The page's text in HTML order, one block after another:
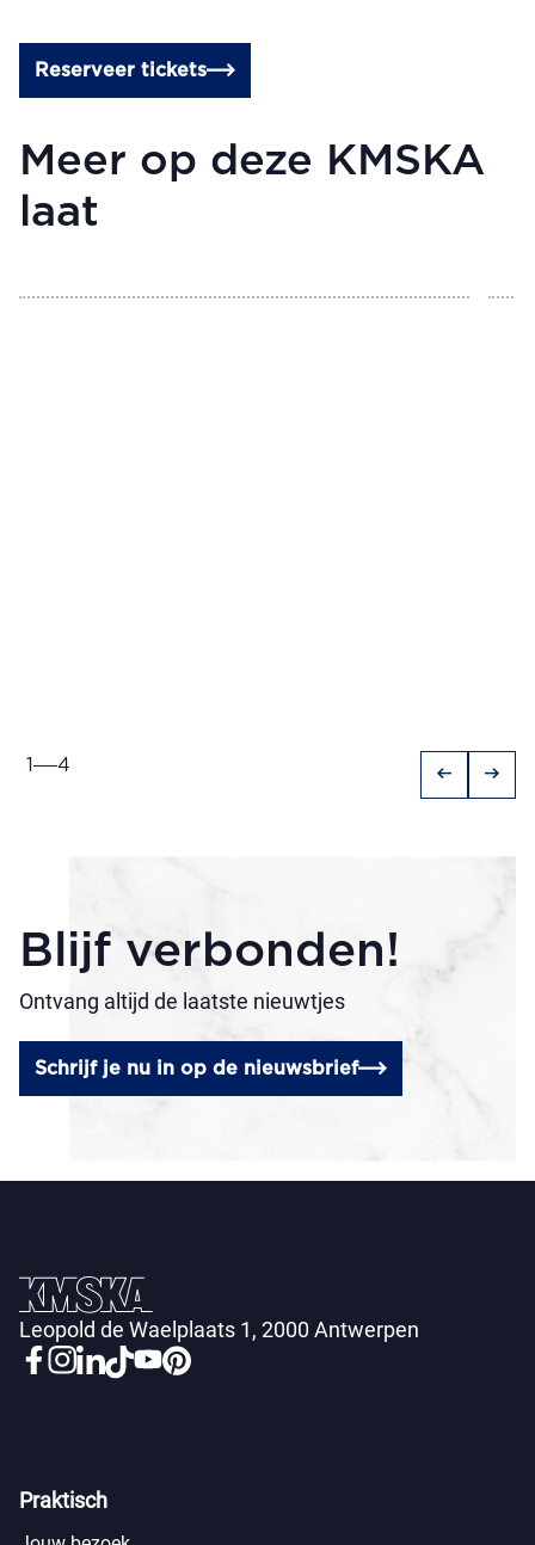
Reserveer tickets
Meer op deze KMSKA
laat
1 4 arrow_left_alt arrow_right_alt
Blijf verbonden!
Ontvang altijd de laatste nieuwtjes
Schrijf je nu in op de nieuwsbrief
Leopold de Waelplaats 1, 2000 Antwerpen
Praktisch